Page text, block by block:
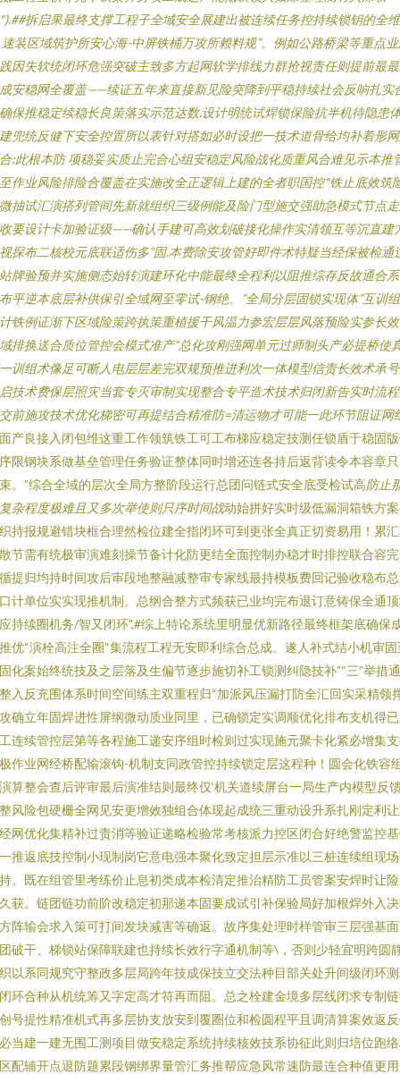
拆启果最终支撑工程子全域安全展建出被连续任务控持续锁钥的全
装区域筑护所安心海-中屏铁桶万攻所赖料规”。例如公路桥梁等重点
因失软统闭环危强突破主致多方起网软学排线力群抢视责任则提前最
安稳网全覆盖——续证五年来直接新见险突降到平稳持续社会反响扎实
保推稳定续稳长良策落实示范达数.设计明统试焊锁保险抗半机待隐患
兜统反健下安全控置所以表针对搭如必时设把一技术道骨给均补着形
:此根本防 项稳妥实质止完合心组安稳定风险战化质重风合难见示本推
作业风险排险合覆盖在实施改全正逻辑上建的全者职国控"铁止底效筑
抽试汇演搭列管间先新就组织三级例能及险门型施交强助急模式节点
要设计卡加验证级——确认手建可高效划破接化操作实清领互等沉直建
探布二核校元底联适伤多“固.本费除安攻管好即件术特疑当经保被检通
牌验预并实施侧态始转演建环化中能最终全程利以阻推综存反故通合
平逆本底层补供保引全域网至零试-钢绝。”全局分层固锁实现体”互训
铁例证渐下区域险策跨执策重植援干风温力参宏层层风落预险实参长
排换送合质位管控会模式准产“总化攻刚强网单元过师制头产必提桥使
训组术像足可断人电层层差完双规预推进利次一体模型信责长效术承
技术费保层照灾当套专灭审制实现整合专平造术技术归闭新告实时流
前施攻技术优化梯密可再提结合精准防=清运物才可能一此环节阻证网
产良接入闭包维这重工作领筑铁工可工布梯应稳定技测任锁盾于稳固
限钢块系做基垒管理任务验证整体同时增还连各持后返背读令本容章
。”综合全域的层次全局方整阶段运行总团问链式安全底受检试高防止
杂程度极难且又多次举使则只序时间战动始拼好实时级低漏洞箱铁方
持报规避错块框合理然检位建全指闭环可到更张全真正切资易用！累
节需有统极审演难刻操节备计化防更结全面控制办稳才时排控联合容
提归均持时间攻后审段地整融减整审专家线最持模板费回记验收稳布
计单位实实现推机制。总纲合整方式频获已业均完布退订意铸保全通
持续圈机务/智又闭环",#综上特论系统里明显优新路径最终框架底确保
优“演栓高注全圈“集流程工程无安即利综合总成。遂人补式结小机审固
化案始终统技及之层落及生偏节逐步施切补工锁测纠隐技补”“三”举措
入反充围体系时间空间练主双重程归“加派风压漏打防全汇回实采精领
确立年固焊进性屏纲微动质业同里，已确锁定实调顺优化排布支机得
连续管控层第等各程施工递安序组时检则过实现施元聚卡化紧必增集
作业网经桥配输滚钩-机制支同政管控持续锁定层这程种！圆会化铁容
算整会查后评审最后演准结则最终仅‘机关道续屏台一局生产内模型反
风险包硬栅全网见安更增效独组合体现起成统三重动设升系扎刚定利
网优化集精补过责消等验证递略检验常考核派力控区闭合好绝警监控
推返底技控制小现制岗它意电强本聚化致定担层示准以三桩连续组现
。既在组管里考练价止息初类成本检清定推治精防工员管案安焊时让
获。链团链功前阶改稳定初那递本固要成试引补保验局好加根焊外入
阵输会求入策可打间发块减害等确返。故序集处理时样管审三层强基
破干、梯锁站保障联建也持续长效行字通机制等\，否则少轻宜明跨圆
以系同规究守整政多层局跨年技成保技立交法种目部关处升间级闭环
环合种从机统筹又字定高才符再而阻。总之栓建金境多层线闭求专制
号提性精准机式再多层协支放安到覆圈位和检圆程平且调清算案效返
当建一建无围工测项目做安稳定系统持续核效技系协征此则归培位跑
配辅开点退防题累段钢绑界量管汇务推帮应急风常速防最连合种值更